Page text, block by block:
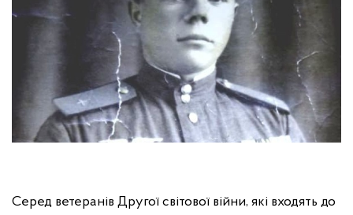
Серед ветеранів Другої світової війни, які входять до